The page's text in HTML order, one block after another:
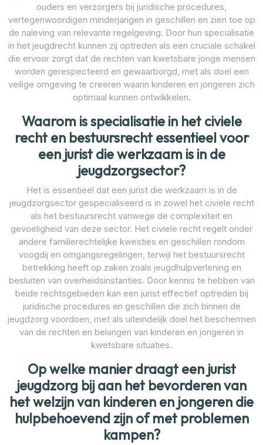
ouders en verzorgers bij juridische procedures,
vertegenwoordigen minderjarigen in geschillen en zien toe op
de naleving van relevante regelgeving. Door hun specialisatie
in het jeugdrecht kunnen zij optreden als een cruciale schakel
die ervoor zorgt dat de rechten van kwetsbare jonge mensen
worden gerespecteerd en gewaarborgd, met als doel een
veilige omgeving te creëren waarin kinderen en jongeren zich
optimaal kunnen ontwikkelen.
Waarom is specialisatie in het civiele
recht en bestuursrecht essentieel voor
een jurist die werkzaam is in de
jeugdzorgsector?
Het is essentieel dat een jurist die werkzaam is in de
jeugdzorgsector gespecialiseerd is in zowel het civiele recht
als het bestuursrecht vanwege de complexiteit en
gevoeligheid van deze sector. Het civiele recht regelt onder
andere familierechtelijke kwesties en geschillen rondom
voogdij en omgangsregelingen, terwijl het bestuursrecht
betrekking heeft op zaken zoals jeugdhulpverlening en
besluiten van overheidsinstanties. Door kennis te hebben van
beide rechtsgebieden kan een jurist effectief optreden bij
juridische procedures en geschillen die zich binnen de
jeugdzorg voordoen, met als uiteindelijk doel het beschermen
van de rechten en belangen van kinderen en jongeren in
kwetsbare situaties.
Op welke manier draagt een jurist
jeugdzorg bij aan het bevorderen van
het welzijn van kinderen en jongeren die
hulpbehoevend zijn of met problemen
kampen?